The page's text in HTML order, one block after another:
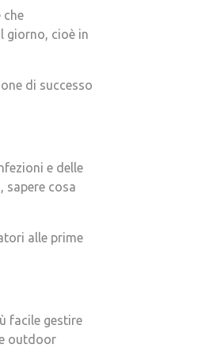
che
giorno, cioè in
di successo
e delle
sapere cosa
alle prime
facile gestire
outdoor